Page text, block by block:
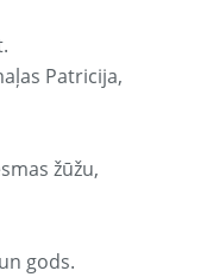
Patricija,
žūžu,
gods.